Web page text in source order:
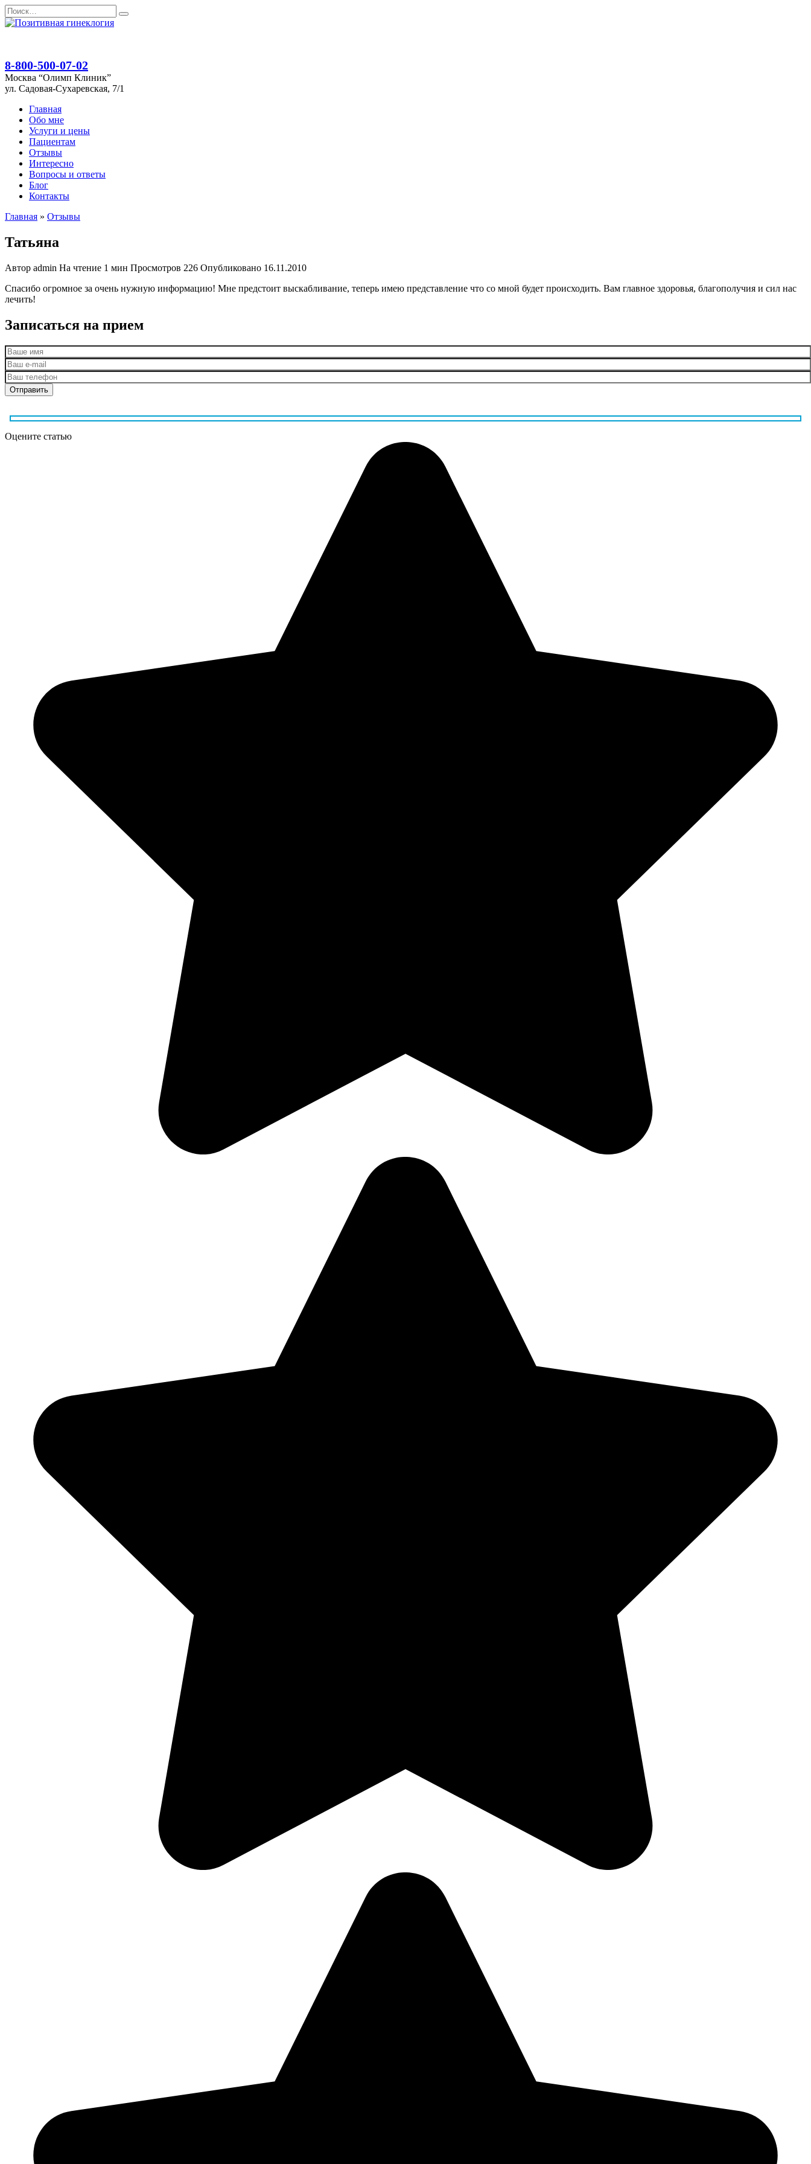
Перейти
к
Search
for:
8-800-500-07-02
Москва “Олимп Клиник”
ул. Садовая-Сухаревская, 7/1
Главная
Обо мне
Услуги и цены
Пациентам
Отзывы
Интересно
Вопросы и ответы
Блог
Контакты
Главная » Отзывы
Татьяна
Автор admin На чтение 1 мин Просмотров 226 Опубликовано 16.11.2010
Спасибо огромное за очень нужную информацию! Мне предстоит выскабливание, теперь имею представление что со мной будет происходить. Вам главное здоровья, благополучия и сил нас
лечить!
Записаться на прием
Оцените статью